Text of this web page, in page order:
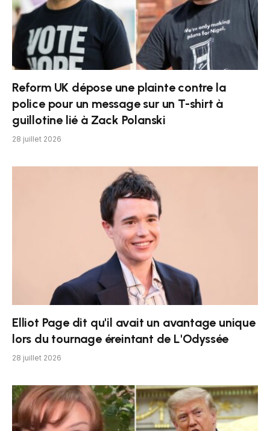
Reform UK dépose une plainte contre la
police pour un message sur un T-shirt à
guillotine lié à Zack Polanski
28 juillet 2026
Elliot Page dit qu'il avait un avantage unique
lors du tournage éreintant de L'Odyssée
28 juillet 2026